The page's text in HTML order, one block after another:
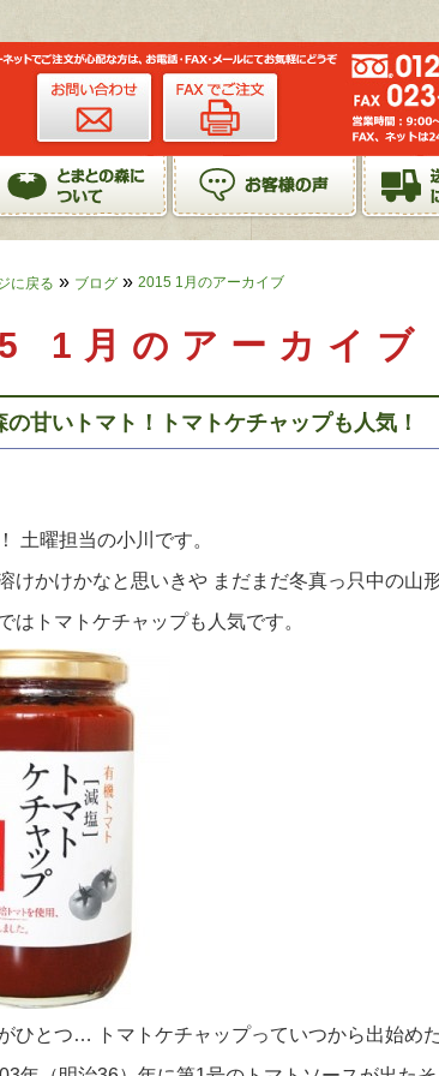
に戻る » ブログ » 2015 1月のアーカイブ
1月のアーカイブ
の甘いトマト！トマトケチャップも人気！
土曜担当の小川です。
けかけかなと思いきや まだまだ冬真っ只中の山形
はトマトケチャップも人気です。
ひとつ… トマトケチャップっていつから出始めた